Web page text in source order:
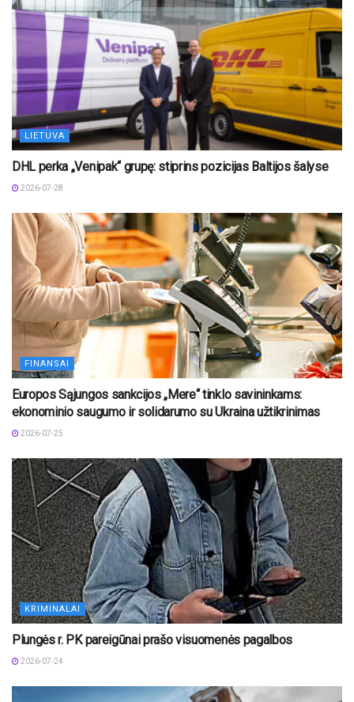
LIETUVA
DHL perka „Venipak“ grupę: stiprins pozicijas Baltijos šalyse
2026-07-28
FINANSAI
Europos Sąjungos sankcijos „Mere“ tinklo savininkams:
ekonominio saugumo ir solidarumo su Ukraina užtikrinimas
2026-07-25
KRIMINALAI
Plungės r. PK pareigūnai prašo visuomenės pagalbos
2026-07-24